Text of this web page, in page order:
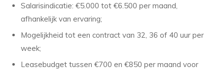
Salarisindicatie: €5.000 tot €6.500 per maand,
afhankelijk van ervaring;
Mogelijkheid tot een contract van 32, 36 of 40 uur per
week;
Leasebudget tussen €700 en €850 per maand voor